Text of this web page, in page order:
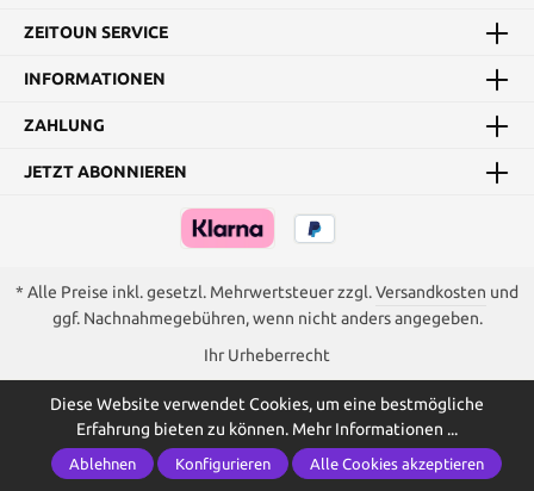
ZEITOUN SERVICE
INFORMATIONEN
ZAHLUNG
JETZT ABONNIEREN
* Alle Preise inkl. gesetzl. Mehrwertsteuer zzgl.Versandkosten und
ggf. Nachnahmegebühren, wenn nicht anders angegeben.
Ihr Urheberrecht
Diese Website verwendet Cookies, um eine bestmögliche
Erfahrung bieten zu können. Mehr Informationen ...
Ablehnen Konfigurieren Alle Cookies akzeptieren